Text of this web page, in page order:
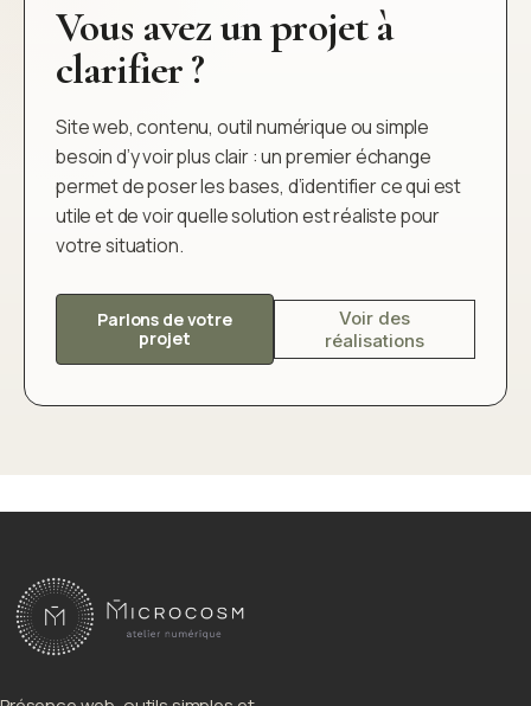
Vous avez un projet à
clarifier ?
Site web, contenu, outil numérique ou simple
besoin d’y voir plus clair : un premier échange
permet de poser les bases, d’identifier ce qui est
utile et de voir quelle solution est réaliste pour
votre situation.
Parlons de votre
projet
Voir des
réalisations